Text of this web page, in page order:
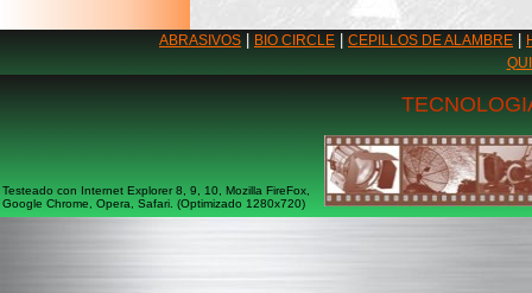
ABRASIVOS BIO CIRCLE CEPILLOS DE ALAMBRE
Testeado con Internet Explorer 8, 9, 10, Mozilla FireFox,
Google Chrome, Opera, Safari. (Optimizado 1280x720)